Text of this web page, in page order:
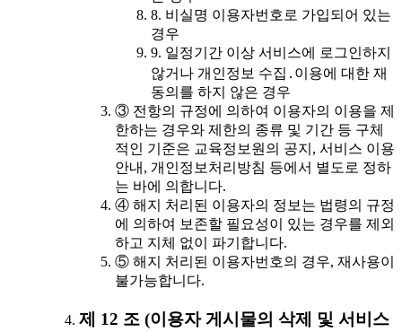
8. 비실명 이용자번호로 가입되어 있는
경우
9. 일정기간 이상 서비스에 로그인하지
않거나 개인정보 수집․이용에 대한 재
동의를 하지 않은 경우
③ 전항의 규정에 의하여 이용자의 이용을 제
한하는 경우와 제한의 종류 및 기간 등 구체
적인 기준은 교육정보원의 공지, 서비스 이용
안내, 개인정보처리방침 등에서 별도로 정하
는 바에 의합니다.
④ 해지 처리된 이용자의 정보는 법령의 규정
에 의하여 보존할 필요성이 있는 경우를 제외
하고 지체 없이 파기합니다.
⑤ 해지 처리된 이용자번호의 경우, 재사용이
불가능합니다.
제 12 조 (이용자 게시물의 삭제 및 서비스